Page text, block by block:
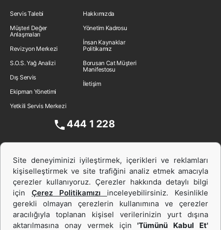
Servis Talebi
Müşteri Değer
Anlaşmaları
Revizyon Merkezi
S.O.S. Yağ Analizi
Dış Servis
Ekipman Yönetimi
Yetkili Servis Merkezi
Hakkımızda
Yönetim Kadrosu
İnsan Kaynakları
Politikamız
Borusan Cat Müşteri
Manifestosu
İletişim
444 1 228
İş Makinası ve Güç Sistemleri
Site deneyiminizi iyileştirmek, içerikleri ve reklamları
kişiselleştirmek ve site trafiğini analiz etmek amacıyla
çerezler kullanıyoruz. Çerezler hakkında detaylı bilgi
için Çerez Politikamızı inceleyebilirsiniz. Kesinlikle
gerekli olmayan çerezlerin kullanımına ve çerezler
aracılığıyla toplanan kişisel verilerinizin yurt dışına
aktarılmasına onay vermek için'Tümünü Kabul Et'